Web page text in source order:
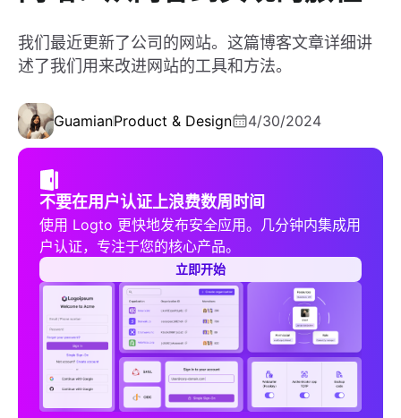
我们最近更新了公司的网站。这篇博客文章详细讲
述了我们用来改进网站的工具和方法。
GuamianProduct & Design 4/30/2024
不要在用户认证上浪费数周时间
使用 Logto 更快地发布安全应用。几分钟内集成用
户认证，专注于您的核心产品。
立即开始